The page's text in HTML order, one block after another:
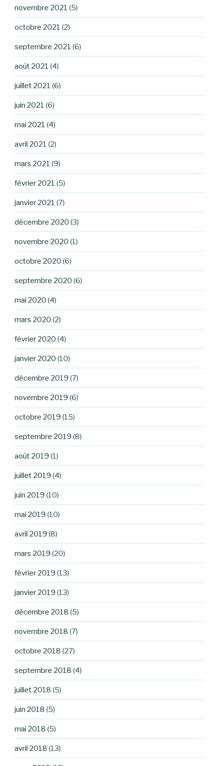
novembre 2021 (5)
octobre 2021 (2)
septembre 2021 (6)
août 2021 (4)
juillet 2021 (6)
juin 2021 (6)
mai 2021 (4)
avril 2021 (2)
mars 2021 (9)
février 2021 (5)
janvier 2021 (7)
décembre 2020 (3)
novembre 2020 (1)
octobre 2020 (6)
septembre 2020 (6)
mai 2020 (4)
mars 2020 (2)
février 2020 (4)
janvier 2020 (10)
décembre 2019 (7)
novembre 2019 (6)
octobre 2019 (15)
septembre 2019 (8)
août 2019 (1)
juillet 2019 (4)
juin 2019 (10)
mai 2019 (10)
avril 2019 (8)
mars 2019 (20)
février 2019 (13)
janvier 2019 (13)
décembre 2018 (5)
novembre 2018 (7)
octobre 2018 (27)
septembre 2018 (4)
juillet 2018 (5)
juin 2018 (5)
mai 2018 (5)
avril 2018 (13)